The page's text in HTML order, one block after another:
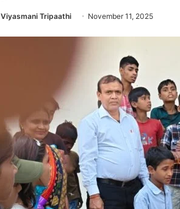
Viyasmani Tripaathi November 11, 2025